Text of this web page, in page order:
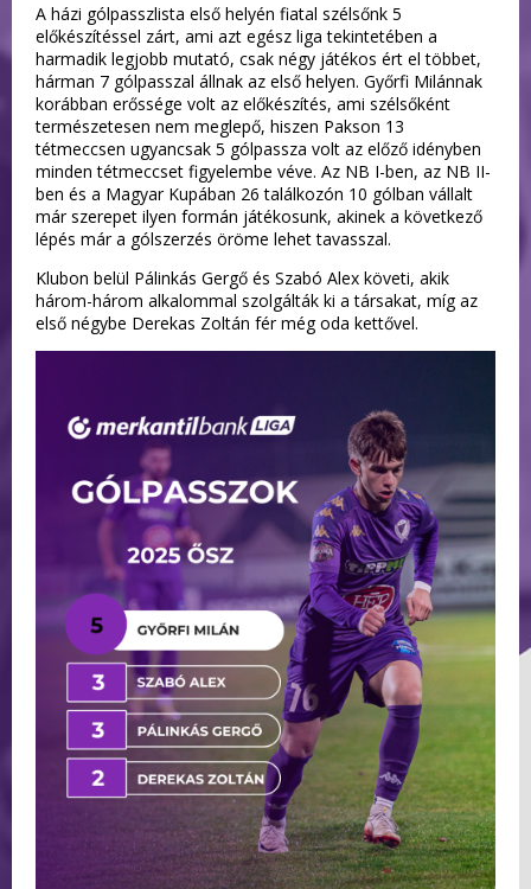
A házi gólpasszlista első helyén fiatal szélsőnk 5
előkészítéssel zárt, ami azt egész liga tekintetében a
harmadik legjobb mutató, csak négy játékos ért el többet,
hárman 7 gólpasszal állnak az első helyen. Győrfi Milánnak
korábban erőssége volt az előkészítés, ami szélsőként
természetesen nem meglepő, hiszen Pakson 13
tétmeccsen ugyancsak 5 gólpassza volt az előző idényben
minden tétmeccset figyelembe véve. Az NB I-ben, az NB II-
ben és a Magyar Kupában 26 találkozón 10 gólban vállalt
már szerepet ilyen formán játékosunk, akinek a következő
lépés már a gólszerzés öröme lehet tavasszal.
Klubon belül Pálinkás Gergő és Szabó Alex követi, akik
három-három alkalommal szolgálták ki a társakat, míg az
első négybe Derekas Zoltán fér még oda kettővel.